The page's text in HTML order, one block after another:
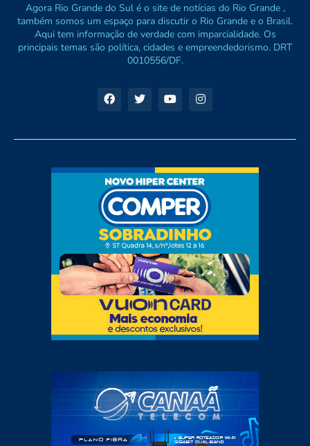
Agora Rio Grande do Sul é o site de notícias do Rio Grande ,
também somos um espaço para discutir o Rio Grande e o Brasil.
Aqui tem informação de verdade com imparcialidade. Os
principais temas são política, cidades e empreendedorismo. DRT
0010556/DF.